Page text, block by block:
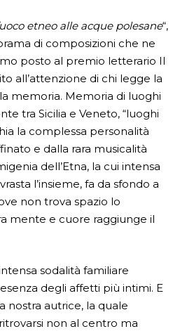
etneo alle acque polesane“,
di composizioni che ne
posto al premio letterario Il
all’attenzione di chi legge la
memoria. Memoria di luoghi
tra Sicilia e Veneto, “luoghi
la complessa personalità
e dalla rara musicalità
dell’Etna, la cui intensa
l’insieme, fa da sfondo a
non trova spazio lo
mente e cuore raggiunge il
sodalità familiare
degli affetti più intimi. E
nostra autrice, la quale
non al centro ma